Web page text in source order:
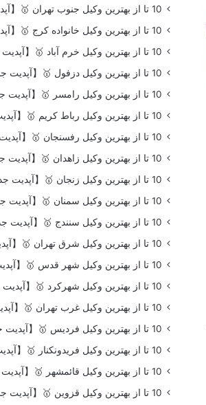
10 تا از بهترین وکیل جنوب تهران 🥇【آپدیت جدید】
10 تا از بهترین وکیل خانواده کرج 🥇【آپدیت جدید】⚖️
10 تا از بهترین وکیل خرم آباد 🥇【آپدیت جدید】
10 تا از بهترین وکیل دزفول 🥇【آپدیت جدید】
10 تا از بهترین وکیل رامسر 🥇【آپدیت جدید】
10 تا از بهترین وکیل رباط کریم 🥇【آپدیت جدید】
10 تا از بهترین وکیل رفسنجان 🥇【آپدیت جدید】
10 تا از بهترین وکیل زاهدان 🥇【آپدیت جدید】
10 تا از بهترین وکیل زنجان 🥇【آپدیت جدید】
10 تا از بهترین وکیل سمنان 🥇【آپدیت جدید】
10 تا از بهترین وکیل سنندج 🥇【آپدیت جدید】
10 تا از بهترین وکیل شرق تهران 🥇【آپدیت جدید】
10 تا از بهترین وکیل شهر قدس 🥇【آپدیت جدید】
10 تا از بهترین وکیل شهرکرد 🥇【آپدیت جدید】
10 تا از بهترین وکیل غرب تهران 🥇【آپدیت جدید】
10 تا از بهترین وکیل فردیس 🥇【آپدیت جدید】
10 تا از بهترین وکیل فریدونکنار 🥇【آپدیت جدید】
10 تا از بهترین وکیل قائمشهر 🥇【آپدیت جدید】
10 تا از بهترین وکیل قزوین 🥇【آپدیت جدید】⚖️